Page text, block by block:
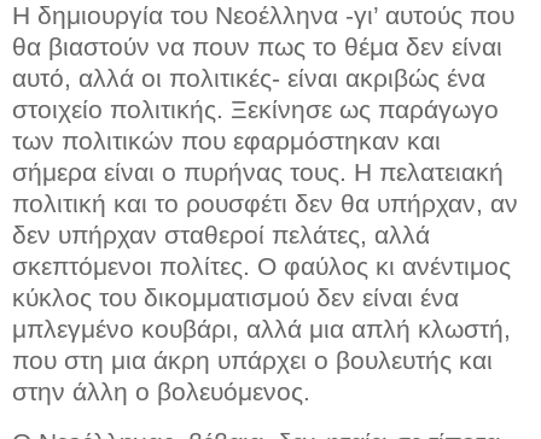
Η δημιουργία του Νεοέλληνα -γι’ αυτούς που
θα βιαστούν να πουν πως το θέμα δεν είναι
αυτό, αλλά οι πολιτικές- είναι ακριβώς ένα
στοιχείο πολιτικής. Ξεκίνησε ως παράγωγο
των πολιτικών που εφαρμόστηκαν και
σήμερα είναι ο πυρήνας τους. Η πελατειακή
πολιτική και το ρουσφέτι δεν θα υπήρχαν, αν
δεν υπήρχαν σταθεροί πελάτες, αλλά
σκεπτόμενοι πολίτες. Ο φαύλος κι ανέντιμος
κύκλος του δικομματισμού δεν είναι ένα
μπλεγμένο κουβάρι, αλλά μια απλή κλωστή,
που στη μια άκρη υπάρχει ο βουλευτής και
στην άλλη ο βολευόμενος.